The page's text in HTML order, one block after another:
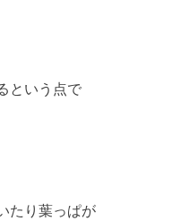
という点で
たり葉っぱが